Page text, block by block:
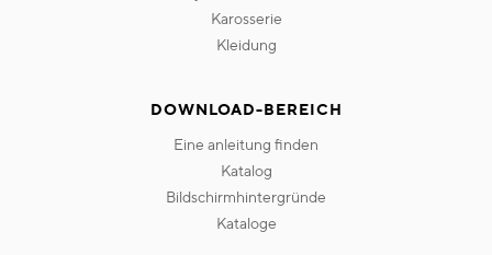
karosserie
kleidung
DOWNLOAD-BEREICH
eine anleitung finden
katalog
bildschirmhintergründe
kataloge